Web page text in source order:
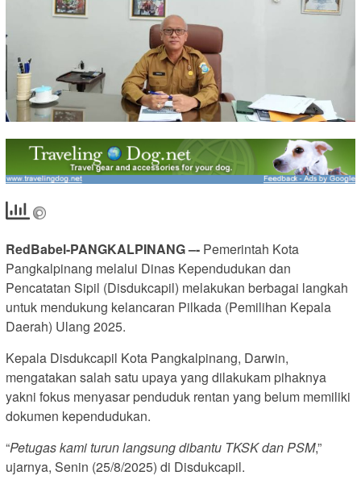
RedBabel-PANGKALPINANG –- Pemerintah Kota
Pangkalpinang melalui Dinas Kependudukan dan
Pencatatan Sipil (Disdukcapil) melakukan berbagai langkah
untuk mendukung kelancaran Pilkada (Pemilihan Kepala
Daerah) Ulang 2025.
Kepala Disdukcapil Kota Pangkalpinang, Darwin,
mengatakan salah satu upaya yang dilakukam pihaknya
yakni fokus menyasar penduduk rentan yang belum memiliki
dokumen kependudukan.
“Petugas kami turun langsung dibantu TKSK dan PSM,”
ujarnya, Senin (25/8/2025) di Disdukcapil.